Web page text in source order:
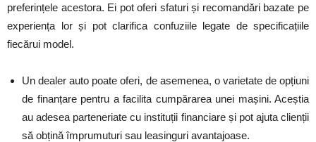
preferințele acestora. Ei pot oferi sfaturi și recomandări bazate pe
experiența lor și pot clarifica confuziile legate de specificațiile
fiecărui model.
Un dealer auto poate oferi, de asemenea, o varietate de opțiuni
de finanțare pentru a facilita cumpărarea unei mașini. Aceștia
au adesea parteneriate cu instituții financiare și pot ajuta clienții
să obțină împrumuturi sau leasinguri avantajoase.